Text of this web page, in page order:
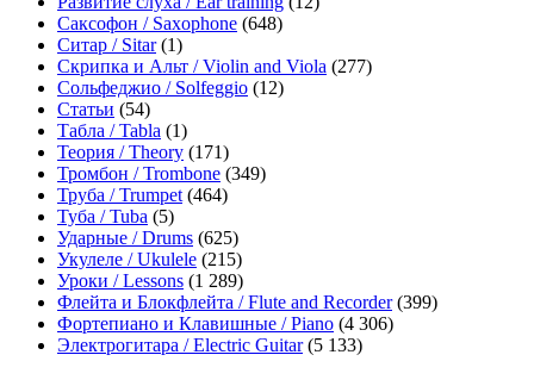
Саксофон / Saxophone (648)
Ситар / Sitar(1)
Скрипка и Альт / Violin and Viola (277)
Сольфеджио / Solfeggio (12)
Статьи (54)
Табла / Tabla (1)
Теория / Theory (171)
Тромбон / Trombone (349)
Труба / Trumpet (464)
Туба / Tuba (5)
Ударные / Drums (625)
Укулеле / Ukulele (215)
Уроки / Lessons (1 289)
Флейта и Блокфлейта / Flute and Recorder(399)
Фортепиано и Клавишные / Piano (4 306)
Электрогитара / Electric Guitar(5 133)